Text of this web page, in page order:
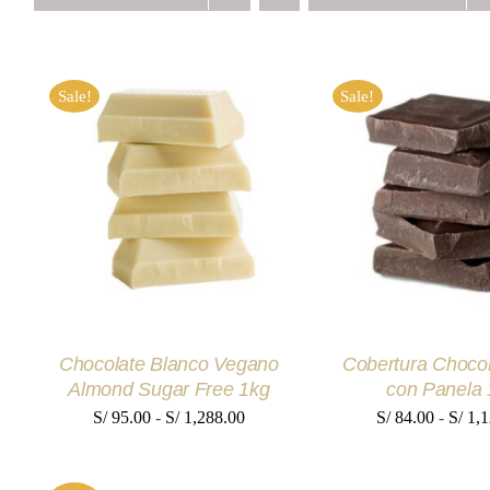
Sale!
SELECCIONAR OPCIONES
ESTE
PRODUCTO
TIENE
MÚLTIPLES
VARIANTES.
PUEDEN
ELEGIR
EN
LA
/ QUICK VIEW
Chocolate Blanco Vegano
Almond Sugar Free 1kg
S/95.00 - S/1,288.00Rango
Sale!
SELECCIONAR
ESTE
PRODUCTO
TIENE
MÚLTIPLES
VARIANTES.
PUEDEN
ELEGIR
EN
LA
/ QUICK
Cobertura
con Panela
S/84.00 - S/